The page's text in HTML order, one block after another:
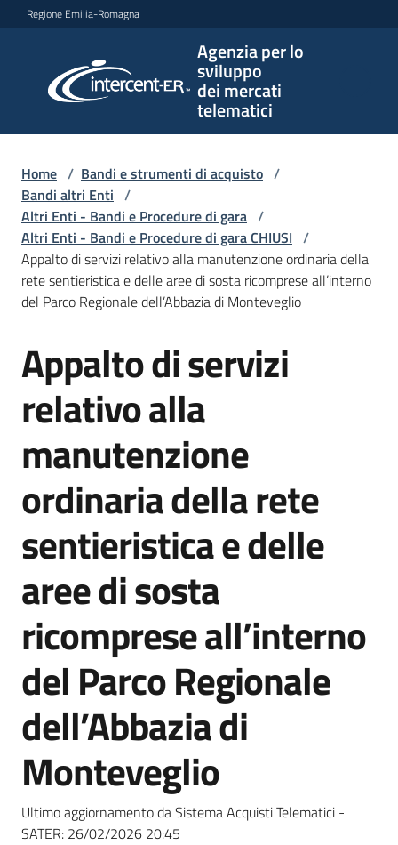
Vai al contenuto
Vai alla navigazione
Vai al footer
Regione Emilia-Romagna
Agenzia per lo
sviluppo
dei mercati
telematici
per lo
sviluppo
telematici
L'Agenzia
e
strumenti
acquisto
Supporto
Piattaforme
English
site
Seguici
su
Home / Bandi e strumenti di acquisto /
Bandi altri Enti /
Altri Enti - Bandi e Procedure di gara /
Altri Enti - Bandi e Procedure di gara CHIUSI /
Appalto di servizi relativo alla manutenzione ordinaria della
rete sentieristica e delle aree di sosta ricomprese all’interno
del Parco Regionale dell’Abbazia di Monteveglio
Salta al contenuto
Appalto di servizi
relativo alla
manutenzione
ordinaria della rete
sentieristica e delle
aree di sosta
ricomprese all’interno
del Parco Regionale
dell’Abbazia di
Monteveglio
Ultimo aggiornamento da Sistema Acquisti Telematici -
SATER: 26/02/2026 20:45